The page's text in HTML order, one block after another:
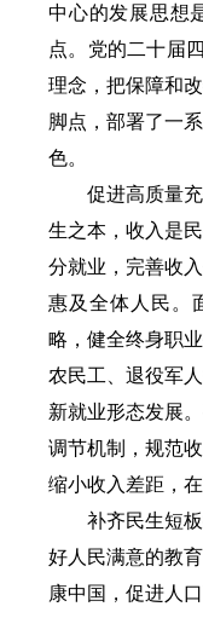
中心的发展思想
点。党的二十届
理念，把保障和
脚点，部署了一
色。
促进高质量
生之本，收入是
分就业，完善收
惠及全体人民。
略，健全终身职
农民工、退役军
新就业形态发展
调节机制，规范
缩小收入差距，
补齐民生短
好人民满意的教
康中国，促进人